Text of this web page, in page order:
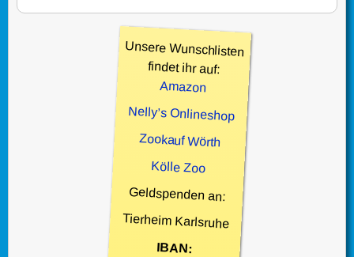
Unsere Wunschlisten
findet ihr auf:
Amazon
Nelly’s Onlineshop
Zookauf Wörth
Kölle Zoo
Geldspenden an:
Tierheim Karlsruhe
IBAN: